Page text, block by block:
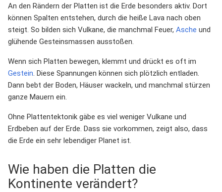
An den Rändern der Platten ist die Erde besonders aktiv. Dort
können Spalten entstehen, durch die heiße Lava nach oben
steigt. So bilden sich Vulkane, die manchmal Feuer, Asche und
glühende Gesteinsmassen ausstoßen.
Wenn sich Platten bewegen, klemmt und drückt es oft im
Gestein. Diese Spannungen können sich plötzlich entladen.
Dann bebt der Boden, Häuser wackeln, und manchmal stürzen
ganze Mauern ein.
Ohne Plattentektonik gäbe es viel weniger Vulkane und
Erdbeben auf der Erde. Dass sie vorkommen, zeigt also, dass
die Erde ein sehr lebendiger Planet ist.
Wie haben die Platten die
Kontinente verändert?